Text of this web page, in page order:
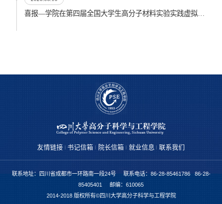
友情链接 书记信箱 院长信箱 就业信息 联系我们
联系地址：四川省成都市一环路南一段24号 联系电话：86-28-85461786 86-28-
85405401 邮编：610065
2014-2018 版权所有©四川大学高分子科学与工程学院